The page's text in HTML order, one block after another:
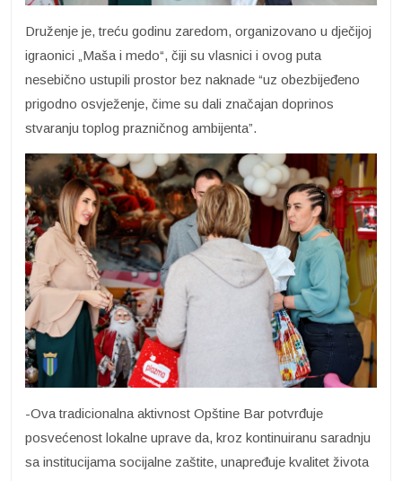
Druženje je, treću godinu zaredom, organizovano u dječijoj
igraonici „Maša i medo“, čiji su vlasnici i ovog puta
nesebično ustupili prostor bez naknade “uz obezbijeđeno
prigodno osvježenje, čime su dali značajan doprinos
stvaranju toplog prazničnog ambijenta”.
-Ova tradicionalna aktivnost Opštine Bar potvrđuje
posvećenost lokalne uprave da, kroz kontinuiranu saradnju
sa institucijama socijalne zaštite, unapređuje kvalitet života